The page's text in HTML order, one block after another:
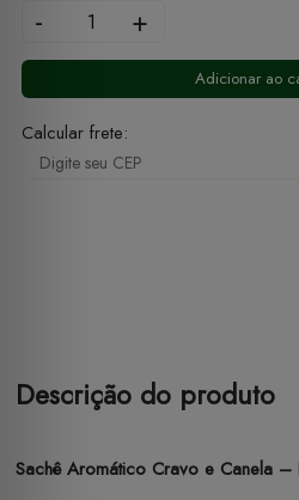
- +
Adicionar ao
Calcular frete:
Descrição do produto
Sachê Aromático Cravo e Canela –